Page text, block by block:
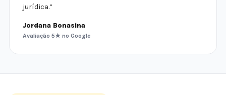
jurídica.”
Jordana Bonasina
Avaliação 5★ no Google